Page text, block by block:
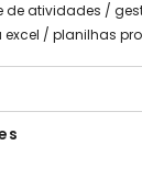
de atividades /
/ planilhas